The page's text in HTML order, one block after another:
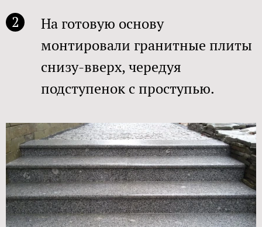
2
На готовую основу
монтировали гранитные плиты
снизу-вверх, чередуя
подступенок с проступью.​